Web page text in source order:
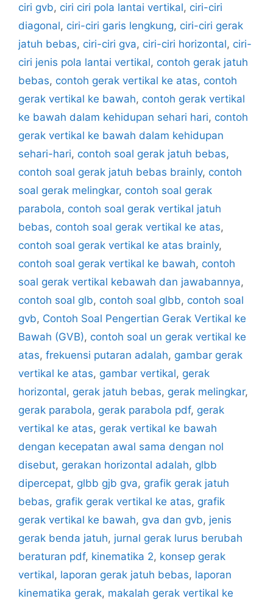
ciri gvb, ciri ciri pola lantai vertikal, ciri-ciri
diagonal, ciri-ciri garis lengkung, ciri-ciri gerak
jatuh bebas, ciri-ciri gva, ciri-ciri horizontal, ciri-
ciri jenis pola lantai vertikal, contoh gerak jatuh
bebas, contoh gerak vertikal ke atas, contoh
gerak vertikal ke bawah, contoh gerak vertikal
ke bawah dalam kehidupan sehari hari, contoh
gerak vertikal ke bawah dalam kehidupan
sehari-hari, contoh soal gerak jatuh bebas,
contoh soal gerak jatuh bebas brainly, contoh
soal gerak melingkar, contoh soal gerak
parabola, contoh soal gerak vertikal jatuh
bebas, contoh soal gerak vertikal ke atas,
contoh soal gerak vertikal ke atas brainly,
contoh soal gerak vertikal ke bawah, contoh
soal gerak vertikal kebawah dan jawabannya,
contoh soal glb, contoh soal glbb, contoh soal
gvb, Contoh Soal Pengertian Gerak Vertikal ke
Bawah (GVB), contoh soal un gerak vertikal ke
atas, frekuensi putaran adalah, gambar gerak
vertikal ke atas, gambar vertikal, gerak
horizontal, gerak jatuh bebas, gerak melingkar,
gerak parabola, gerak parabola pdf, gerak
vertikal ke atas, gerak vertikal ke bawah
dengan kecepatan awal sama dengan nol
disebut, gerakan horizontal adalah, glbb
dipercepat, glbb gjb gva, grafik gerak jatuh
bebas, grafik gerak vertikal ke atas, grafik
gerak vertikal ke bawah, gva dan gvb, jenis
gerak benda jatuh, jurnal gerak lurus berubah
beraturan pdf, kinematika 2, konsep gerak
vertikal, laporan gerak jatuh bebas, laporan
kinematika gerak, makalah gerak vertikal ke